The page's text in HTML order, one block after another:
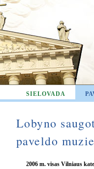
SIELOVADA
Lobyno
paveldo
2006 m. visas Vilniaus